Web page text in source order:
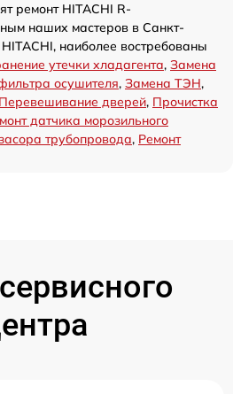
ремонт HITACHI R-
наших мастеров в Санкт-
наиболее востребованы
утечки хладагента, Замена
осушителя, Замена ТЭН,
Перевешивание дверей, Прочистка
датчика морозильного
трубопровода, Ремонт